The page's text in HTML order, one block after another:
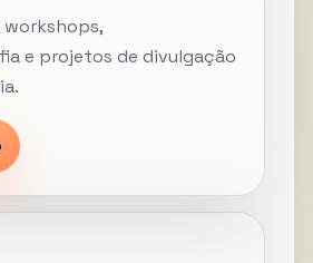
workshops,
e projetos de divulgação